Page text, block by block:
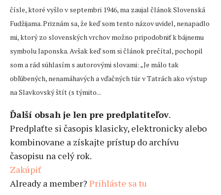
čísle, ktoré vyšlo v septembri 1946, ma zaujal článok Slovenská
Fudžijama. Priznám sa, že keď som tento názov uvidel, nenapadlo
mi, ktorý zo slovenských vrchov možno pripodobniť k bájnemu
symbolu Japonska. Avšak keď som si článok prečítal, pochopil
som a rád súhlasím s autorovými slovami: „Je málo tak
obľúbených, nenamáhavých a vďačných túr v Tatrách ako výstup
na Slavkovský štít (s týmito...
Ďalší obsah je len pre predplatiteľov.
Predplaťte si časopis klasicky, elektronicky alebo
kombinovane a získajte prístup do archívu
časopisu na celý rok.
Zakúpiť
Already a member? Prihláste sa tu